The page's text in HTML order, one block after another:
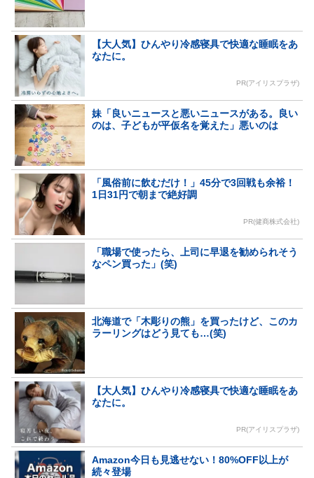
【大人気】ひんやり冷感寝具で快適な睡眠をあ
なたに。
PR(アイリスプラザ)
妹「良いニュースと悪いニュースがある。良い
のは、子どもが平仮名を覚えた」悪いのは
「風俗前に飲むだけ！」45分で3回戦も余裕！
1日31円で朝まで絶好調
PR(健商株式会社)
「職場で使ったら、上司に早退を勧められそう
なペン買った」(笑)
北海道で「木彫りの熊」を買ったけど、このカ
ラーリングはどう見ても…(笑)
【大人気】ひんやり冷感寝具で快適な睡眠をあ
なたに。
PR(アイリスプラザ)
Amazon今日も見逃せない！80%OFF以上が
続々登場